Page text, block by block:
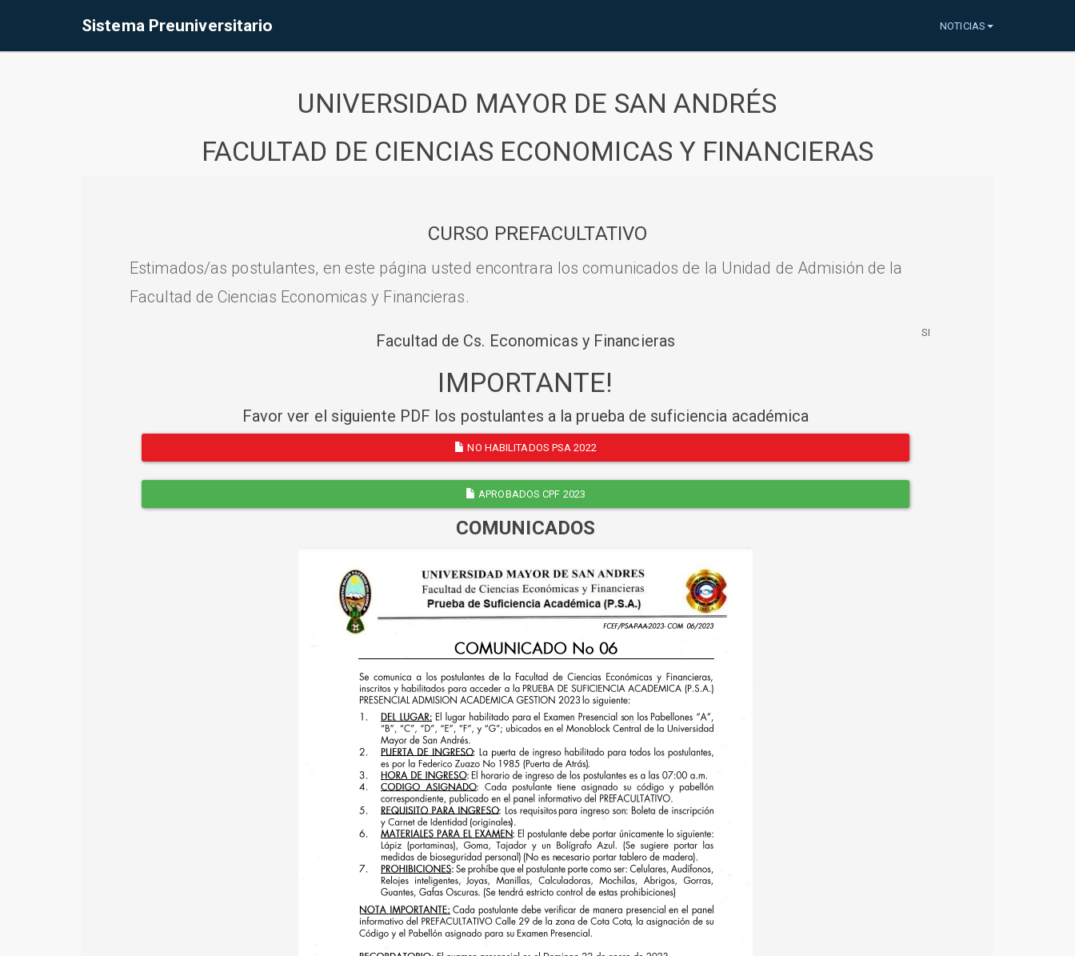
Sistema Preuniversitario NOTICIAS
UNIVERSIDAD MAYOR DE SAN ANDRÉS
FACULTAD DE CIENCIAS ECONOMICAS Y FINANCIERAS
CURSO PREFACULTATIVO
Estimados/as postulantes, en este página usted encontrara los comunicados de la Unidad de Admisión de la
Facultad de Ciencias Economicas y Financieras.
Facultad de Cs. Economicas y Financieras
IMPORTANTE!
Favor ver el siguiente PDF los postulantes a la prueba de suficiencia académica
NO HABILITADOS PSA 2022
APROBADOS CPF 2023
COMUNICADOS
SI